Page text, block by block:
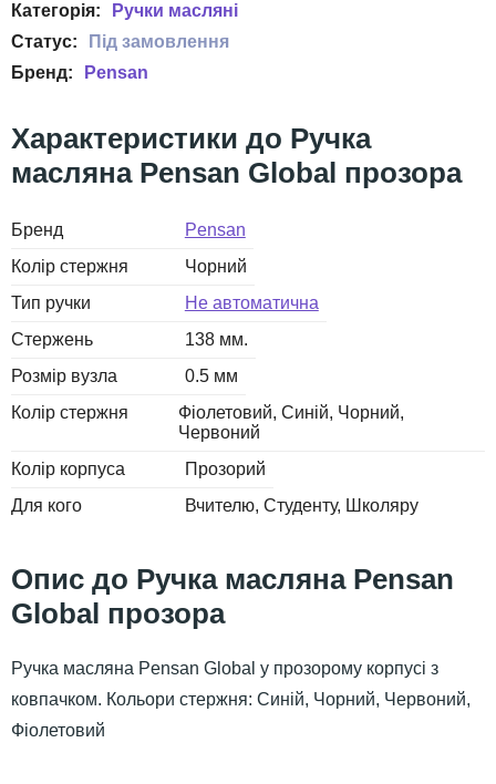
Ручки масляні
Pensan
Ручка
масляна Pensan Global прозора
Бренд
Pensan
Колір стержня
Чорний
Тип ручки
Не автоматична
Стержень
138 мм.
Розмір вузла
0.5 мм
Колір стержня
Фіолетовий Синій Чорний
Червоний
Колір корпуса
Прозорий
Для кого
Вчителю Студенту Школяру
Ручка масляна Pensan
Global прозора
Ручка масляна Pensan Global у прозорому корпусі з
ковпачком. Кольори стержня: Синій, Чорний, Червоний,
Фіолетовий